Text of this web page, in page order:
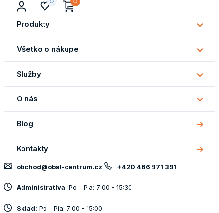
Produkty
Všetko o nákupe
o
Služby
O nás
O
nás
Blog
Kontakty
obchod@obal-centrum.cz +420 466 971 391
Administratíva: Po - Pia: 7:00 - 15:30
Sklad: Po - Pia: 7:00 - 15:00